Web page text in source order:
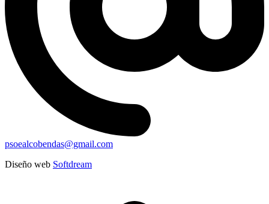
psoealcobendas@gmail.com
Diseño web Softdream